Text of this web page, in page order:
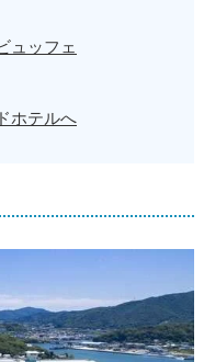
ュッフェ
ホテルへ